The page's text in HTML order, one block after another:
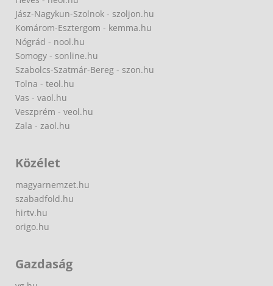
Jász-Nagykun-Szolnok - szoljon.hu
Komárom-Esztergom - kemma.hu
Nógrád - nool.hu
Somogy - sonline.hu
Szabolcs-Szatmár-Bereg - szon.hu
Tolna - teol.hu
Vas - vaol.hu
Veszprém - veol.hu
Zala - zaol.hu
Közélet
magyarnemzet.hu
szabadfold.hu
hirtv.hu
origo.hu
Gazdaság